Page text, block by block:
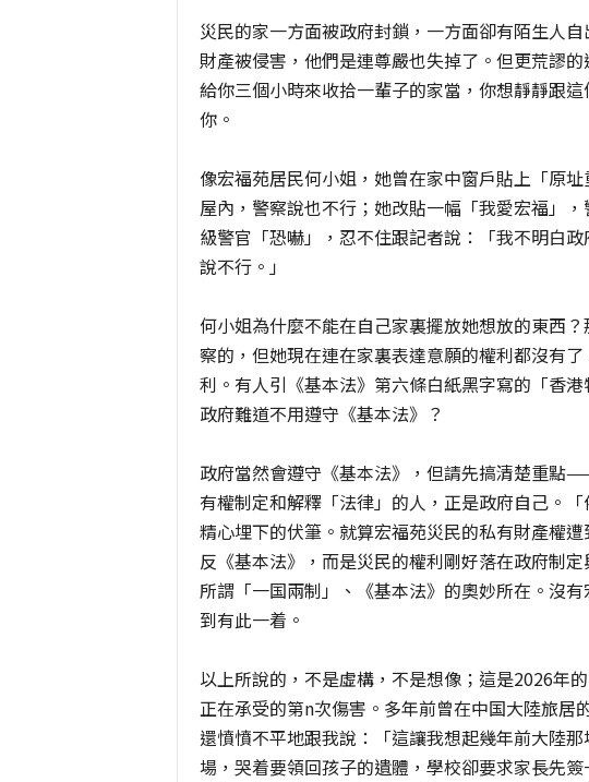
災民的家一方面被政府封鎖，一方面卻有陌生人
財產被侵害，他們是連尊嚴也失掉了。但更荒謬
給你三個小時來收拾一輩子的家當，你想靜靜跟
你。
像宏福苑居民何小姐，她曾在家中窗戶貼上「原
屋內，警察說也不行；她改貼一幅「我愛宏福」
級警官「恐嚇」，忍不住跟記者說：「我不明白
說不行。」
何小姐為什麼不能在自己家裏擺放她想放的東西
察的，但她現在連在家裏表達意願的權利都沒有
利。有人引《基本法》第六條白紙黑字寫的「香
政府難道不用遵守《基本法》？
政府當然會遵守《基本法》，但請先搞清楚重點
有權制定和解釋「法律」的人，正是政府自己。
精心埋下的伏筆。就算宏福苑災民的私有財產權
反《基本法》，而是災民的權利剛好落在政府制
所謂「一国兩制」、《基本法》的奧妙所在。沒
到有此一着。
以上所說的，不是虛構，不是想像；這是2026年
正在承受的第n次傷害。多年前曾在中国大陸旅居
還憤憤不平地跟我說：「這讓我想起幾年前大陸
場，哭着要領回孩子的遺體，學校卻要求家長先